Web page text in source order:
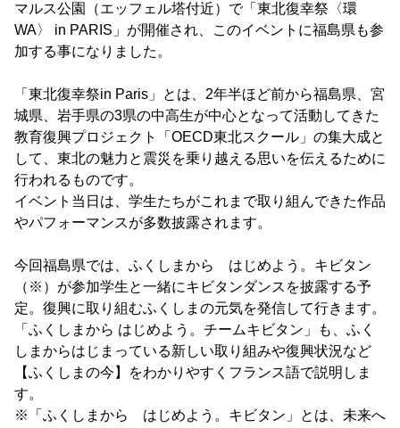
マルス公園（エッフェル塔付近）で「東北復幸祭〈環
WA〉 in PARIS」が開催され、このイベントに福島県も参
加する事になりました。
「東北復幸祭in Paris」とは、2年半ほど前から福島県、宮
城県、岩手県の3県の中高生が中心となって活動してきた
教育復興プロジェクト「OECD東北スクール」の集大成と
して、東北の魅力と震災を乗り越える思いを伝えるために
行われるものです。
イベント当日は、学生たちがこれまで取り組んできた作品
やパフォーマンスが多数披露されます。
今回福島県では、ふくしまから はじめよう。キビタン
（※）が参加学生と一緒にキビタンダンスを披露する予
定。復興に取り組むふくしまの元気を発信して行きます。
「ふくしまから はじめよう。チームキビタン」も、ふく
しまからはじまっている新しい取り組みや復興状況など
【ふくしまの今】をわかりやすくフランス語で説明しま
す。
※「ふくしまから はじめよう。キビタン」とは、未来へ